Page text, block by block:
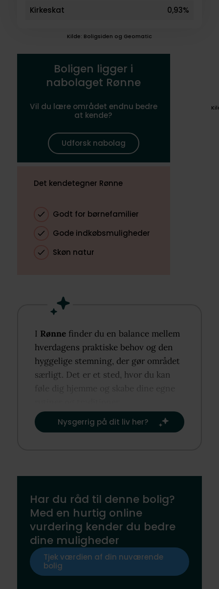
Kirkeskat
0,93%
Kilde: Boligsiden og Geomatic
Boligen ligger i
nabolaget Rønne
Vil du lære området endnu bedre
at kende?
Udforsk nabolag
Det kendetegner Rønne
Godt for børnefamilier
Gode indkøbsmuligheder
Skøn natur
I Rønne finder du en balance mellem
hverdagens praktiske behov og den
hyggelige stemning, der gør området
særligt. Det er et sted, hvor du kan
føle dig hjemme og skabe dine egne
Nysgerrig på dit liv her?​
Har du råd til denne bolig?
Med en hurtig online
vurdering kender du bedre
dine muligheder
Tjek værdien af din nuværende
bolig